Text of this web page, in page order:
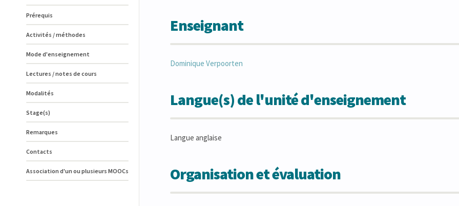
Prérequis
Activités / méthodes
Mode d'enseignement
Lectures / notes de cours
Modalités
Stage(s)
Remarques
Contacts
Association d'un ou plusieurs MOOCs
Enseignant
Dominique Verpoorten
Langue(s) de l'unité d'enseignement
Langue anglaise
Organisation et évaluation